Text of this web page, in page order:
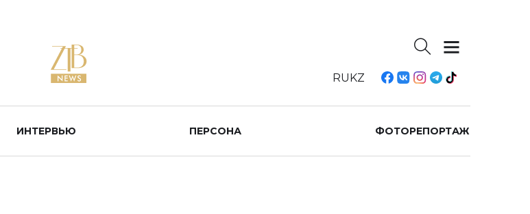
RUKZ
ИНТЕРВЬЮ ПЕРСОНА ФОТОРЕПОРТАЖ